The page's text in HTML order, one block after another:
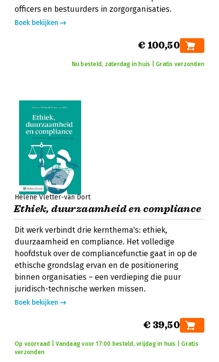
officers en bestuurders in zorgorganisaties.
Boek bekijken
€ 100,50
Nu besteld, zaterdag in huis | Gratis verzonden
Hélène Vletter-van Dort
Ethiek, duurzaamheid en compliance
Dit werk verbindt drie kernthema's: ethiek,
duurzaamheid en compliance. Het volledige
hoofdstuk over de compliancefunctie gaat in op de
ethische grondslag ervan en de positionering
binnen organisaties – een verdieping die puur
juridisch-technische werken missen.
Boek bekijken
€ 39,50
Op voorraad | Vandaag voor 17:00 besteld, vrijdag in huis | Gratis
verzonden